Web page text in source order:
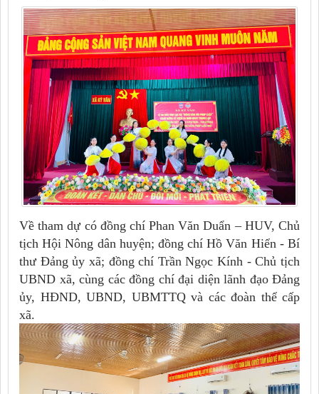
Về tham dự có đồng chí Phan Văn Duẩn – HUV, Chủ
tịch Hội Nông dân huyện; đồng chí Hồ Văn Hiển - Bí
thư Đảng ủy xã; đồng chí Trần Ngọc Kính - Chủ tịch
UBND xã, cùng các đồng chí đại diện lãnh đạo Đảng
ủy, HĐND, UBND, UBMTTQ và các đoàn thể cấp
xã.